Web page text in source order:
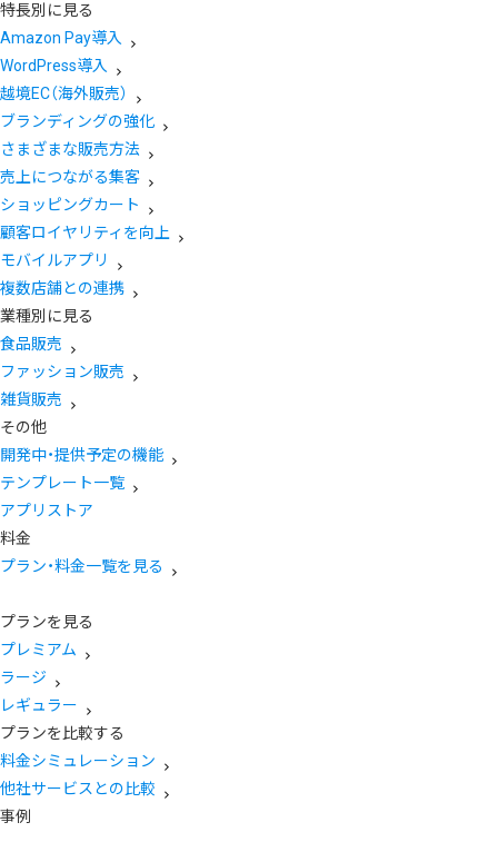
特長別に見る
Amazon Pay導入
WordPress導入
越境EC（海外販売）
ブランディングの強化
さまざまな販売方法
売上につながる集客
ショッピングカート
顧客ロイヤリティを向上
モバイルアプリ
複数店舗との連携
業種別に見る
食品販売
ファッション販売
雑貨販売
その他
開発中・提供予定の機能
テンプレート一覧
アプリストア
料金
プラン・料金一覧を見る
プランを見る
プレミアム
ラージ
レギュラー
プランを比較する
料金シミュレーション
他社サービスとの比較
事例